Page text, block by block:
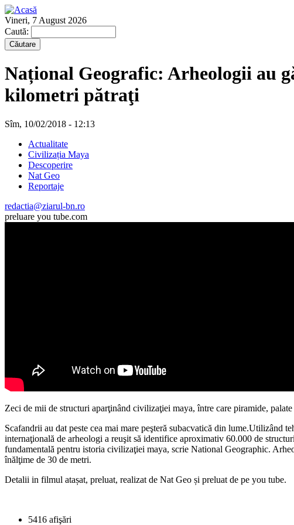
Vineri, 7 August 2026
Caută:
Național Geografic: Arheologii au
kilometri pătraţi
Sîm, 10/02/2018 - 12:13
Actualitate
Civilizația Maya
Descoperire
Nat Geo
Reportaje
redactia@ziarul-bn.ro
preluare you tube.com
Zeci de mii de structuri aparţinând civilizaţiei maya, între care piramide,
Scafandrii au dat peste cea mai mare peşteră subacvatică din
internaţională de arheologi a reuşit să identifice aproximativ 60.000 de
fundamentală pentru istoria civilizaţiei maya, scrie National Geographic.
înălţime de 30 de metri.
Detalii in filmul atașat, preluat, realizat de Nat Geo și preluat de pe you tube.
5416 afişări